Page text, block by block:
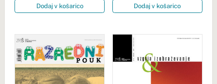
Dodaj v košarico Dodaj v košarico